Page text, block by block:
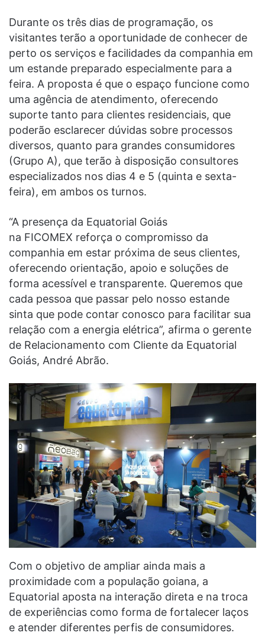
Durante os três dias de programação, os
visitantes terão a oportunidade de conhecer de
perto os serviços e facilidades da companhia em
um estande preparado especialmente para a
feira. A proposta é que o espaço funcione como
uma agência de atendimento, oferecendo
suporte tanto para clientes residenciais, que
poderão esclarecer dúvidas sobre processos
diversos, quanto para grandes consumidores
(Grupo A), que terão à disposição consultores
especializados nos dias 4 e 5 (quinta e sexta-
feira), em ambos os turnos.
“A presença da Equatorial Goiás
na FICOMEX reforça o compromisso da
companhia em estar próxima de seus clientes,
oferecendo orientação, apoio e soluções de
forma acessível e transparente. Queremos que
cada pessoa que passar pelo nosso estande
sinta que pode contar conosco para facilitar sua
relação com a energia elétrica”, afirma o gerente
de Relacionamento com Cliente da Equatorial
Goiás, André Abrão.
Com o objetivo de ampliar ainda mais a
proximidade com a população goiana, a
Equatorial aposta na interação direta e na troca
de experiências como forma de fortalecer laços
e atender diferentes perfis de consumidores.